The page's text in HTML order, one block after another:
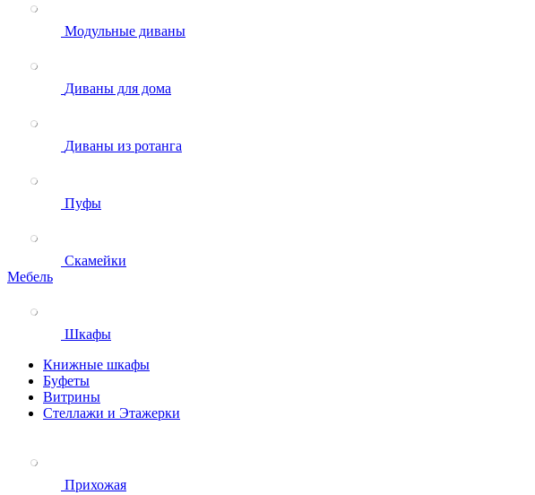
Модульные диваны
Диваны для дома
Диваны из ротанга
Пуфы
Скамейки
Мебель
Шкафы
Книжные шкафы
Буфеты
Витрины
Стеллажи и Этажерки
Прихожая